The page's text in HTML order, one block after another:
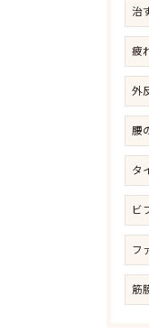
治
疲
外
腰
タ
ビ
フ
筋